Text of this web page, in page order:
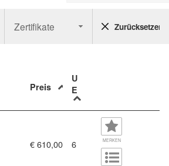
Zertifikate Zurücksetzen
Preis
U
E
€ 610,00 6 MERKEN